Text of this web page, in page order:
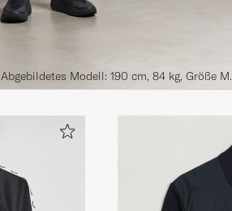
Abgebildetes Modell: 190 cm, 84 kg, Größe M.